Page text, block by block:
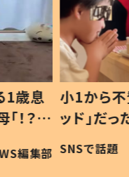
歳息
？」
編集部
小1から不
ッド」だ
作り続け
#令和の子
SNSで話題